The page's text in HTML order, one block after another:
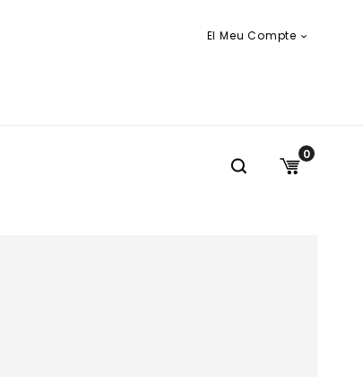
El Meu Compte 
0